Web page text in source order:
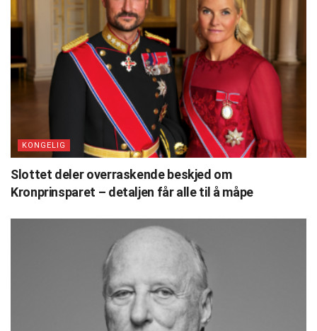
KONGELIG
Slottet deler overraskende beskjed om
Kronprinsparet – detaljen får alle til å måpe